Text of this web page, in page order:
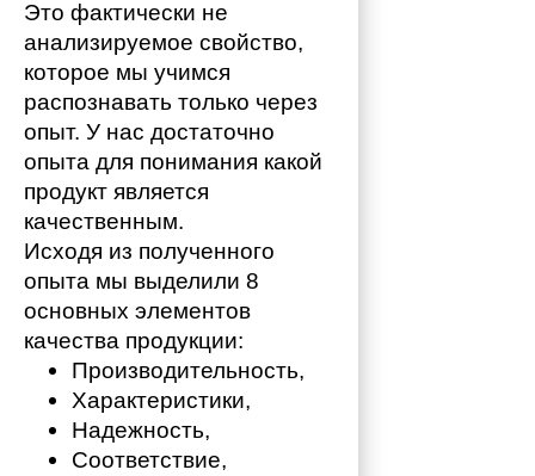
Это фактически не
анализируемое свойство,
которое мы учимся
распознавать только через
опыт. У нас достаточно
опыта для понимания какой
продукт является
качественным.
Исходя из полученного
опыта мы выделили 8
основных элементов
качества продукции:
Производительность,
Характеристики,
Надежность,
Соответствие,